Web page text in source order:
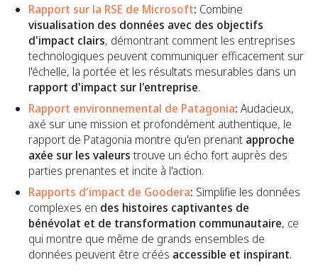
Rapport sur la RSE de Microsoft: Combine
visualisation des données avec des objectifs
d'impact clairs, démontrant comment les entreprises
technologiques peuvent communiquer efficacement sur
l'échelle, la portée et les résultats mesurables dans un
rapport d'impact sur l'entreprise.
Rapport environnemental de Patagonia: Audacieux,
axé sur une mission et profondément authentique, le
rapport de Patagonia montre qu'en prenant approche
axée sur les valeurs trouve un écho fort auprès des
parties prenantes et incite à l'action.
Rapports d'impact de Goodera: Simplifie les données
complexes en des histoires captivantes de
bénévolat et de transformation communautaire, ce
qui montre que même de grands ensembles de
données peuvent être créés accessible et inspirant.